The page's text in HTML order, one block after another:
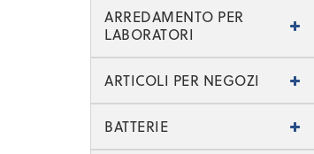
ARREDAMENTO PER
LABORATORI
ARTICOLI PER NEGOZI
BATTERIE